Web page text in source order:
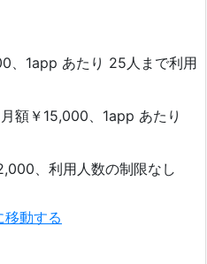
、1app あたり 25人まで利用
額￥15,000、1app あたり
、利用人数の制限なし
移動する